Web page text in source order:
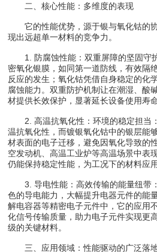
二、核心性能：多维度的表现
它的性能优势，源于银与氧化钴的
现出远超单一材料的竞争力。
1. 防腐蚀性能：双重屏障的坚固守
密氧化银膜，如同第一道防线，有效隔
反应的发生；氧化钴凭借自身稳定的化
腐蚀能力。双重防护机制让在潮湿、酸
材提供长效保护，显著延长设备使用寿命
2. 高温抗氧化性：环境的稳定担当
温抗氧化性，而镀银氧化钴中的银层能
材表面的电子迁移，避免因氧化导致的
空发动机、高温工业炉等高温场景中表
仍能保持稳定性能，为工况下的材料应
3. 导电性能：高效传输的能量纽带
色的导电能力，大幅提升电器元件的能
解电容器等精密电子元件中，它的应用
化信号传输质量，助力电子元件实现更
级的关键材料。
三、应用领域：性能驱动的广泛落